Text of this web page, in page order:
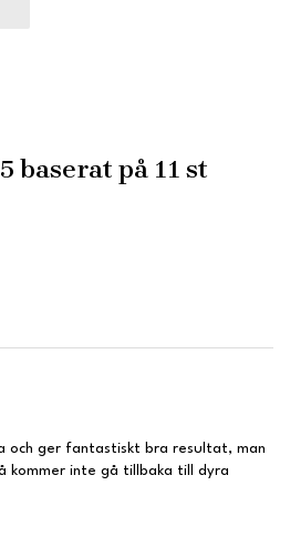
baserat på 11 st
och ger fantastiskt bra resultat, man
kommer inte gå tillbaka till dyra